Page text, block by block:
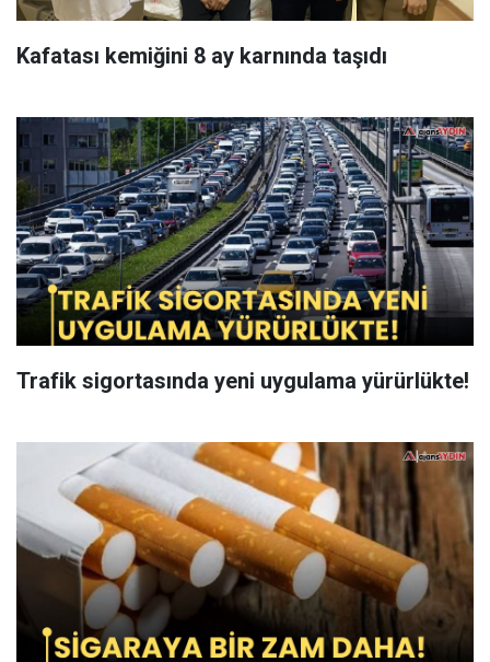
Kafatası kemiğini 8 ay karnında taşıdı
Trafik sigortasında yeni uygulama yürürlükte!